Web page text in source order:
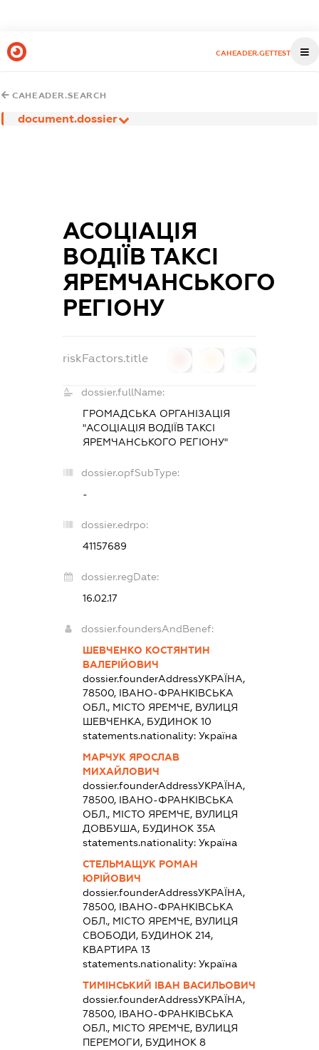
CAHEADER.GETTEST
CAHEADER.SEARCH
document.dossier
АСОЦІАЦІЯ
ВОДІЇВ ТАКСІ
ЯРЕМЧАНСЬКОГО
РЕГІОНУ
riskFactors.title
dossier.fullName:
ГРОМАДСЬКА ОРГАНІЗАЦІЯ
"АСОЦІАЦІЯ ВОДІЇВ ТАКСІ
ЯРЕМЧАНСЬКОГО РЕГІОНУ"
dossier.opfSubType:
-
dossier.edrpo:
41157689
dossier.regDate:
16.02.17
dossier.foundersAndBenef:
ШЕВЧЕНКО КОСТЯНТИН
ВАЛЕРІЙОВИЧ
dossier.founderAddressУКРАЇНА,
78500, ІВАНО-ФРАНКІВСЬКА
ОБЛ., МІСТО ЯРЕМЧЕ, ВУЛИЦЯ
ШЕВЧЕНКА, БУДИНОК 10
statements.nationality:Україна
МАРЧУК ЯРОСЛАВ
МИХАЙЛОВИЧ
dossier.founderAddressУКРАЇНА,
78500, ІВАНО-ФРАНКІВСЬКА
ОБЛ., МІСТО ЯРЕМЧЕ, ВУЛИЦЯ
ДОВБУША, БУДИНОК 35А
statements.nationality:Україна
СТЕЛЬМАЩУК РОМАН
ЮРІЙОВИЧ
dossier.founderAddressУКРАЇНА,
78500, ІВАНО-ФРАНКІВСЬКА
ОБЛ., МІСТО ЯРЕМЧЕ, ВУЛИЦЯ
СВОБОДИ, БУДИНОК 214,
КВАРТИРА 13
statements.nationality:Україна
ТИМІНСЬКИЙ ІВАН ВАСИЛЬОВИЧ
dossier.founderAddressУКРАЇНА,
78500, ІВАНО-ФРАНКІВСЬКА
ОБЛ., МІСТО ЯРЕМЧЕ, ВУЛИЦЯ
ПЕРЕМОГИ, БУДИНОК 8